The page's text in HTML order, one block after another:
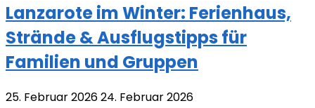
Lanzarote im Winter: Ferienhaus,
Strände & Ausflugstipps für
Familien und Gruppen
25. Februar 202624. Februar 2026